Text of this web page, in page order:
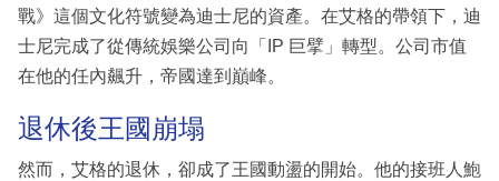
戰》這個文化符號變為迪士尼的資產。在艾格的帶領下，迪
士尼完成了從傳統娛樂公司向「IP 巨擘」轉型。公司市值
在他的任內飆升，帝國達到巔峰。
退休後王國崩塌
然而，艾格的退休，卻成了王國動盪的開始。他的接班人鮑